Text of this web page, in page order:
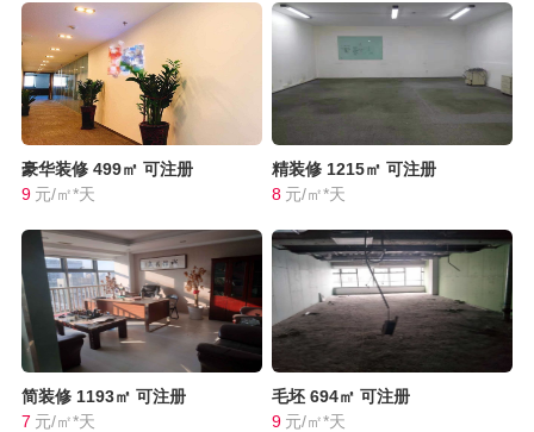
豪华装修 499㎡ 可注册
9 元/㎡*天
精装修 1215㎡ 可注册
8 元/㎡*天
简装修 1193㎡ 可注册
7 元/㎡*天
毛坯 694㎡ 可注册
9 元/㎡*天